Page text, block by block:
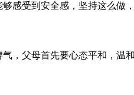
感受到安全感，坚持这么做
，父母首先要心态平和，温